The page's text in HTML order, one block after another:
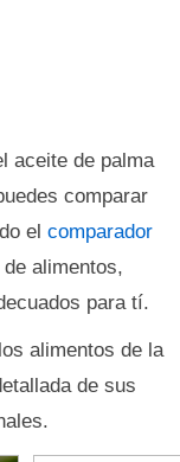
aceite de palma
comparar
el comparador
alimentos,
para tí.
alimentos de la
de sus